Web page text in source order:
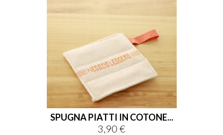
SPUGNA PIATTI IN COTONE...
Prezzo
3,90 €